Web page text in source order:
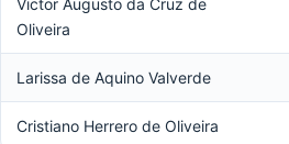
Oliveira
Larissa de Aquino Valverde
Cristiano Herrero de Oliveira